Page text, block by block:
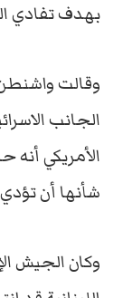
بهدف تفادي
وقالت
الجانب
الأمريكي
شأنها أن تؤدي
وكان الجيش